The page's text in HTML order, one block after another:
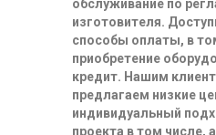
обслуживание по
изготовителя.
способы оплаты, в
приобретение
кредит. Нашим
предлагаем низкие
индивидуальный
проекта в том числе,